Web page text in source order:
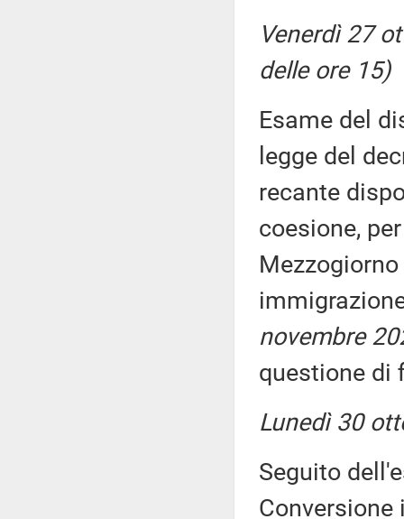
Venerdì 27
delle ore 15)
Esame del
legge del
recante
coesione,
novembre
questione di
Lunedì 30
Seguito
Conversione